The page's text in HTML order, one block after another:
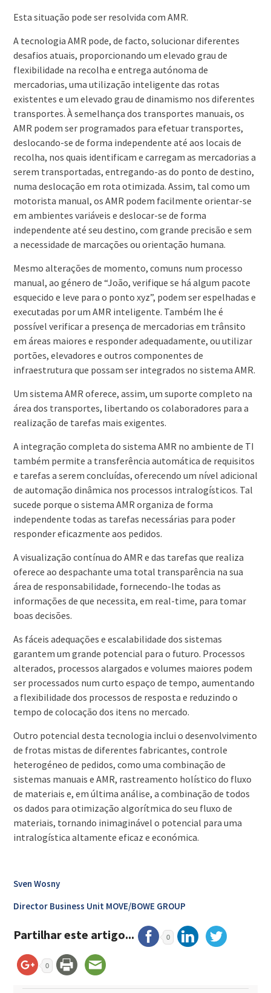
Esta situação pode ser resolvida com AMR.
A tecnologia AMR pode, de facto, solucionar diferentes
desafios atuais, proporcionando um elevado grau de
flexibilidade na recolha e entrega autónoma de
mercadorias, uma utilização inteligente das rotas
existentes e um elevado grau de dinamismo nos diferentes
transportes. À semelhança dos transportes manuais, os
AMR podem ser programados para efetuar transportes,
deslocando-se de forma independente até aos locais de
recolha, nos quais identificam e carregam as mercadorias a
serem transportadas, entregando-as do ponto de destino,
numa deslocação em rota otimizada. Assim, tal como um
motorista manual, os AMR podem facilmente orientar-se
em ambientes variáveis e deslocar-se de forma
independente até seu destino, com grande precisão e sem
a necessidade de marcações ou orientação humana.
Mesmo alterações de momento, comuns num processo
manual, ao género de “João, verifique se há algum pacote
esquecido e leve para o ponto xyz”, podem ser espelhadas e
executadas por um AMR inteligente. Também lhe é
possível verificar a presença de mercadorias em trânsito
em áreas maiores e responder adequadamente, ou utilizar
portões, elevadores e outros componentes de
infraestrutura que possam ser integrados no sistema AMR.
Um sistema AMR oferece, assim, um suporte completo na
área dos transportes, libertando os colaboradores para a
realização de tarefas mais exigentes.
A integração completa do sistema AMR no ambiente de TI
também permite a transferência automática de requisitos
e tarefas a serem concluídas, oferecendo um nível adicional
de automação dinâmica nos processos intralogísticos. Tal
sucede porque o sistema AMR organiza de forma
independente todas as tarefas necessárias para poder
responder eficazmente aos pedidos.
A visualização contínua do AMR e das tarefas que realiza
oferece ao despachante uma total transparência na sua
área de responsabilidade, fornecendo-lhe todas as
informações de que necessita, em real-time, para tomar
boas decisões.
As fáceis adequações e escalabilidade dos sistemas
garantem um grande potencial para o futuro. Processos
alterados, processos alargados e volumes maiores podem
ser processados num curto espaço de tempo, aumentando
a flexibilidade dos processos de resposta e reduzindo o
tempo de colocação dos itens no mercado.
Outro potencial desta tecnologia inclui o desenvolvimento
de frotas mistas de diferentes fabricantes, controle
heterogéneo de pedidos, como uma combinação de
sistemas manuais e AMR, rastreamento holístico do fluxo
de materiais e, em última análise, a combinação de todos
os dados para otimização algorítmica do seu fluxo de
materiais, tornando inimaginável o potencial para uma
intralogística altamente eficaz e económica.
Sven Wosny
Director Business Unit MOVE/BOWE GROUP
Partilhar este artigo... 0
0